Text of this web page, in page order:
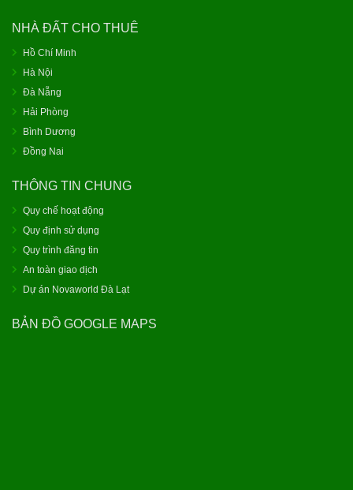
NHÀ ĐẤT CHO THUÊ
Hồ Chí Minh
Hà Nội
Đà Nẵng
Hải Phòng
Bình Dương
Đồng Nai
THÔNG TIN CHUNG
Quy chế hoạt động
Quy định sử dụng
Quy trình đăng tin
An toàn giao dịch
Dự án Novaworld Đà Lạt
BẢN ĐỒ GOOGLE MAPS